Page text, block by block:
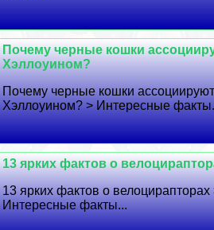
Почему черные кошки
Хэллоуином?
Почему черные кошки
Хэллоуином? > Интересные
13 ярких фактов о
13 ярких фактов о велоцирапторах
Интересные факты...